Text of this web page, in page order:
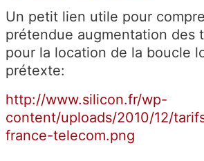
Un petit lien utile pour
prétendue augmentation des
pour la location de la boucle
prétexte:
http://www.silicon.fr/wp-
content/uploads/2010/12/
france-telecom.png